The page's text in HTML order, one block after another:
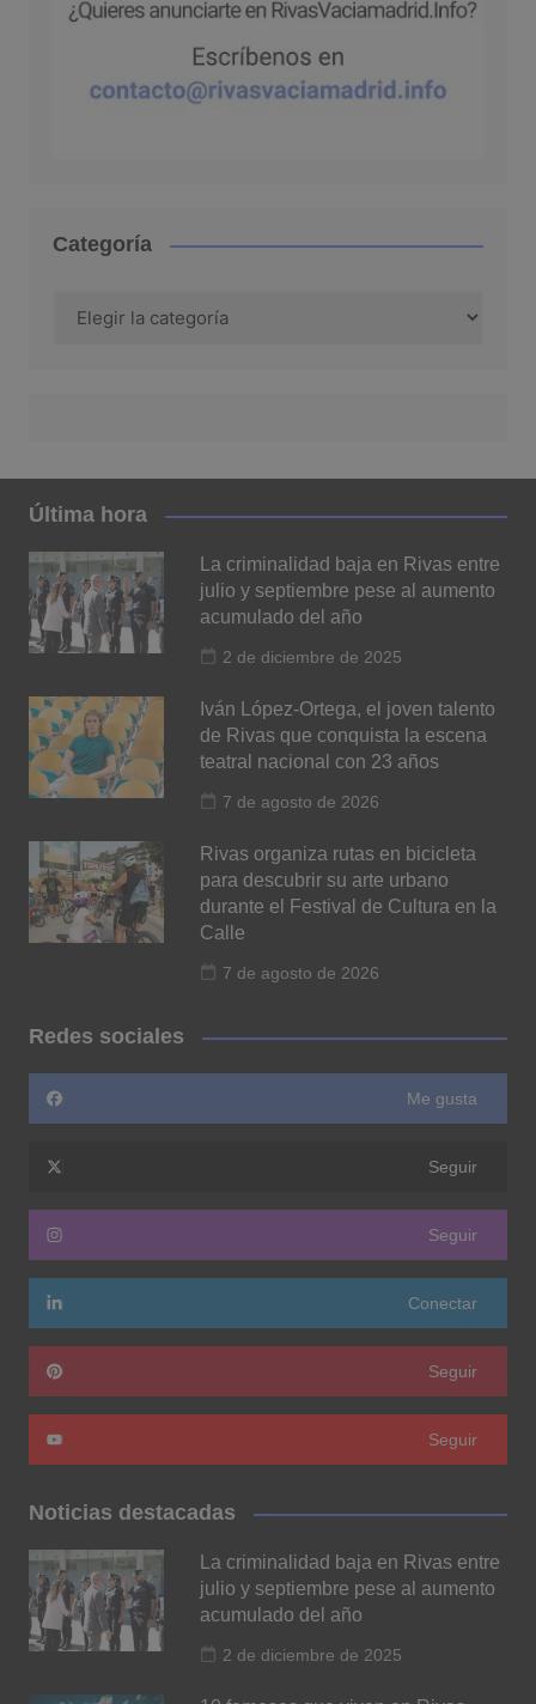
Categoría
Última hora
La criminalidad baja en Rivas entre
julio y septiembre pese al aumento
acumulado del año
2 de diciembre de 2025
Iván López-Ortega, el joven talento
de Rivas que conquista la escena
teatral nacional con 23 años
7 de agosto de 2026
Rivas organiza rutas en bicicleta
para descubrir su arte urbano
durante el Festival de Cultura en la
Calle
7 de agosto de 2026
Redes sociales
Me gusta
Seguir
Seguir
Conectar
Seguir
Seguir
Noticias destacadas
La criminalidad baja en Rivas entre
julio y septiembre pese al aumento
acumulado del año
2 de diciembre de 2025